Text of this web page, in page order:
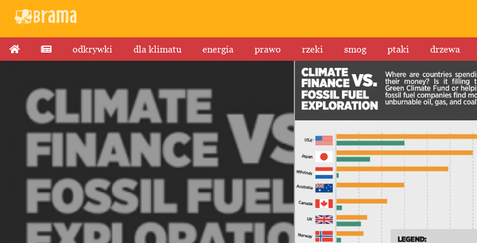
odkrywki dla klimatu energia prawo rzeki smog ptaki drzewa